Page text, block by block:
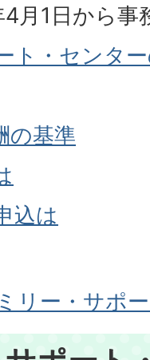
月1日から事
ト・センタ
の基準
込は
リー・サポ